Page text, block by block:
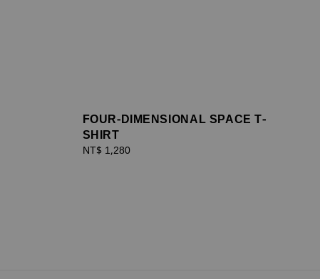
FOUR-DIMENSIONAL SPACE T-
SHIRT
Regular
NT$ 1,280